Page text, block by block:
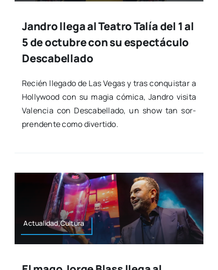
Jandro llega al Teatro Talía del 1 al
5 de octubre con su espectáculo
Descabellado
Recién lle­ga­do de Las Vegas y tras con­quis­tar a
Holly­wood con su magia cómi­ca, Jan­dro visi­ta
Valen­cia con Des­ca­be­lla­do, un show tan sor­
pren­den­te como diver­ti­do.
Actualidad,Cultura